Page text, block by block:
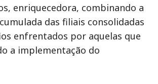
enriquecedora, combinando a
das filiais consolidadas
enfrentados por aquelas que
a implementação do